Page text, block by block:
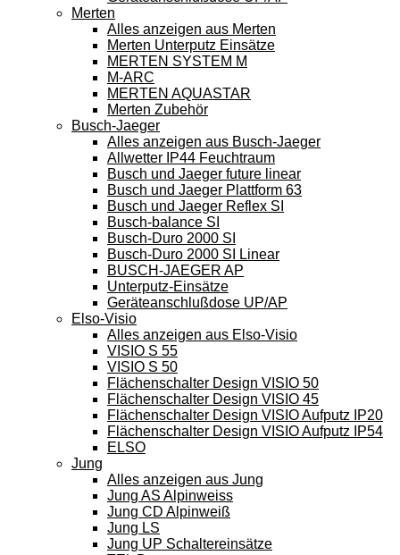
Merten
Alles anzeigen aus Merten
Merten Unterputz Einsätze
MERTEN SYSTEM M
M-ARC
MERTEN AQUASTAR
Merten Zubehör
Busch-Jaeger
Alles anzeigen aus Busch-Jaeger
Allwetter IP44 Feuchtraum
Busch und Jaeger future linear
Busch und Jaeger Plattform 63
Busch und Jaeger Reflex SI
Busch-balance SI
Busch-Duro 2000 SI
Busch-Duro 2000 SI Linear
BUSCH-JAEGER AP
Unterputz-Einsätze
Geräteanschlußdose UP/AP
Elso-Visio
Alles anzeigen aus Elso-Visio
VISIO S 55
VISIO S 50
Flächenschalter Design VISIO 50
Flächenschalter Design VISIO 45
Flächenschalter Design VISIO Aufputz IP20
Flächenschalter Design VISIO Aufputz IP54
ELSO
Jung
Alles anzeigen aus Jung
Jung AS Alpinweiss
Jung CD Alpinweiß
Jung LS
Jung UP Schaltereinsätze